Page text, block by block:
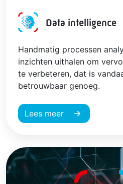
Data intelligence
Handmatig processen
inzichten uithalen om
te verbeteren, dat is
betrouwbaar genoeg.
Lees meer